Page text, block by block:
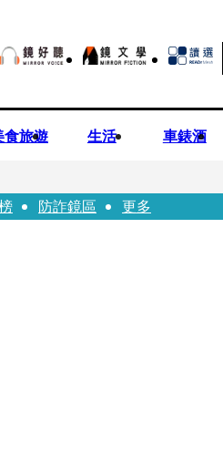
食旅遊 生活 車錶酒
喜林志玲同步曝光父親節「披
防詐鏡區 更多